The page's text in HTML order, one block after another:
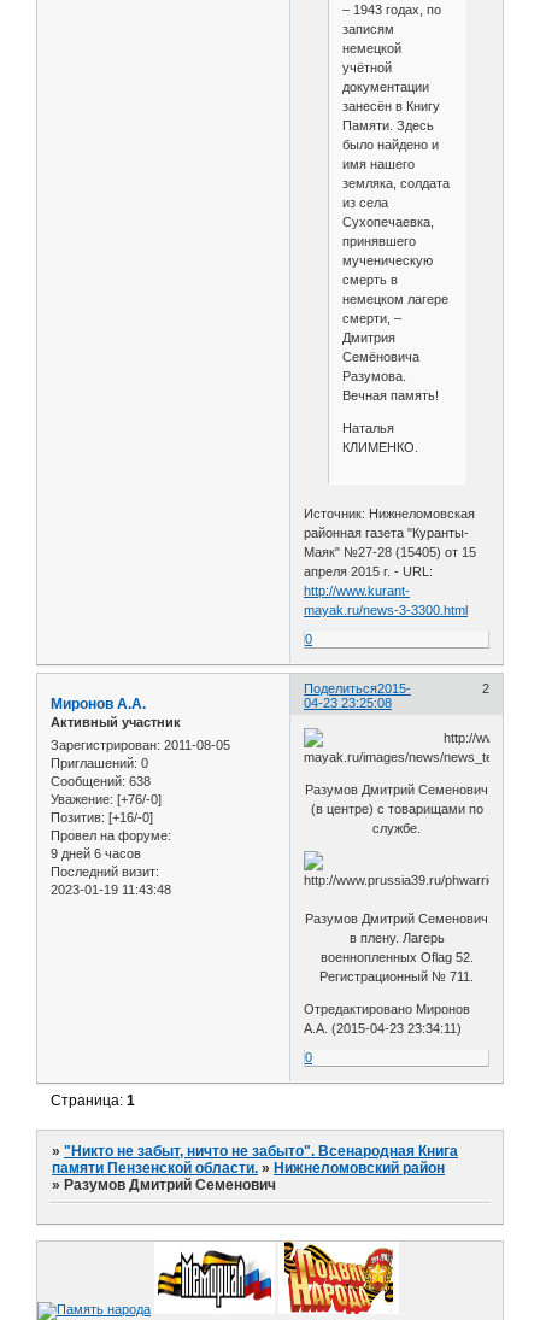
– 1943 годах, по
записям
немецкой
учётной
документации
занесён в Книгу
Памяти. Здесь
было найдено и
имя нашего
земляка, солдата
из села
Сухопечаевка,
принявшего
мученическую
смерть в
немецком лагере
смерти, –
Дмитрия
Семёновича
Разумова.
Вечная память!
Наталья
КЛИМЕНКО.
Источник: Нижнеломовская
районная газета "Куранты-
Маяк" №27-28 (15405) от 15
апреля 2015 г. - URL:
http://www.kurant-
mayak.ru/news-3-3300.html
0
Поделиться 2
2015-
04-23 23:25:08
Миронов А.А.
Активный участник
Зарегистрирован: 2011-08-05
Приглашений: 0
Сообщений: 638
Уважение: [+76/-0]
Позитив: [+16/-0]
Провел на форуме:
9 дней 6 часов
Последний визит:
2023-01-19 11:43:48
Разумов Дмитрий Семенович
(в центре) с товарищами по
службе.
Разумов Дмитрий Семенович
в плену. Лагерь
военнопленных Oflag 52.
Регистрационный № 711.
Отредактировано Миронов
А.А. (2015-04-23 23:34:11)
0
Страница:1
»"Никто не забыт, ничто не забыто". Всенародная Книга
памяти Пензенской области. »Нижнеломовский район
»Разумов Дмитрий Семенович